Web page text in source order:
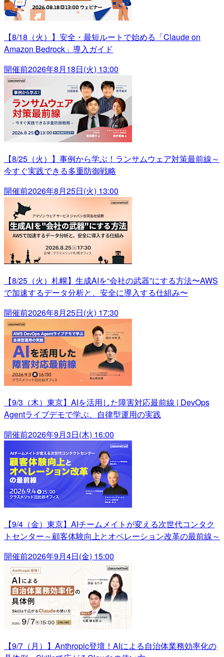
【8/18（火）】安全・最短ルートで始める「Claude on
Amazon Bedrock」導入ガイド
開催前2026年8月18日(火) 13:00
【8/25（火）】事例から学ぶ！ランサムウェア対策最前線～
今すぐ実践できる多重防御戦略
開催前2026年8月25日(火) 13:00
【8/25（火）札幌】生成AIを“会社の武器”にする方法〜AWS
で加速するデータ分析と、安全に導入する仕組み〜
開催前2026年8月25日(火) 17:30
【9/3（木）東京】AIを活用した障害対応最前線 | DevOps
Agentライブデモで学ぶ、自律型運用の実践
開催前2026年9月3日(木) 16:00
【9/4（金）東京】AIチームメイトが変える次世代コンタク
トセンター～顧客体験向上とオペレーション改革の最前線～
開催前2026年9月4日(金) 15:00
【9/7（月）】Anthropic登壇！AIによる自治体業務効率化の